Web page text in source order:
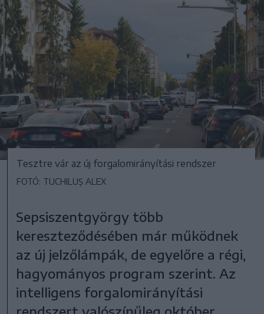
Tesztre vár az új forgalomirányítási rendszer
FOTÓ: TUCHILUȘ ALEX
Sepsiszentgyörgy több
kereszteződésében már működnek
az új jelzőlámpák, de egyelőre a régi,
hagyományos program szerint. Az
intelligens forgalomirányítási